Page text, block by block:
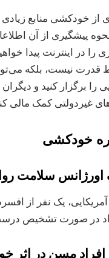
از خودکشی منابع زیادی
پیشگیری از آن
را در اینترنت پیدا
قدرت نیست، بلکه
را برگزار کنید و
غیردولتی کمک مالی
آمریکایی، یک نفر